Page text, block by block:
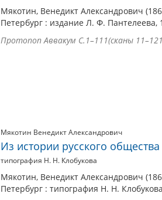
Мякотин, Венедикт Александрович
Петербург : издание Л. Ф. Пантелеева,
Протопоп Аввакум С.1–111(сканы
Мякотин Венедикт Александрович
Из истории русского общества
типография Н. Н. Клобукова
Мякотин, Венедикт Александрович
Петербург : типография Н. Н.